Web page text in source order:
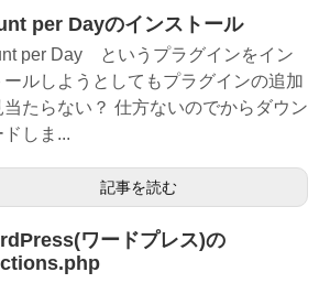
per Dayのインストール
per Day というプラグインをイン
ールしようとしてもプラグインの追加
当たらない？ 仕方ないのでからダウン
ドしま...
記事を読む
ワードプレス)の